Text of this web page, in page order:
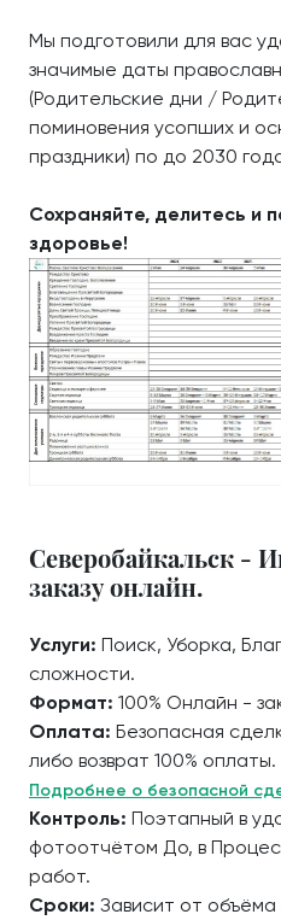
Мы подготовили для вас
значимые даты
(Родительские дни /
поминовения усопших и
праздники) по до 2030
Сохраняйте, делитесь и
здоровье!
Северобайкальск -
заказу онлайн.
Услуги: Поиск, Уборка,
сложности.
Формат: 100% Онлайн -
Оплата: Безопасная
либо возврат 100% оплаты.
Подробнее о безопасной
Контроль: Поэтапный в
фотоотчётом До, в
работ.
Сроки: Зависит от